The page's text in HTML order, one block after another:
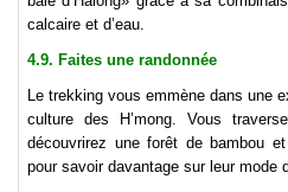
calcaire et d’eau.
4.9. Faites une randonnée
Le trekking vous emmène dans une
culture des H’mong. Vous
découvrirez une forêt de bambou
pour savoir davantage sur leur mode